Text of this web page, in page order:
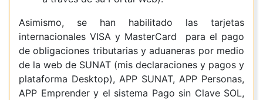
Asimismo, se han habilitado las tarjetas
internacionales VISA y MasterCard para el pago
de obligaciones tributarias y aduaneras por medio
de la web de SUNAT (mis declaraciones y pagos y
plataforma Desktop), APP SUNAT, APP Personas,
APP Emprender y el sistema Pago sin Clave SOL,